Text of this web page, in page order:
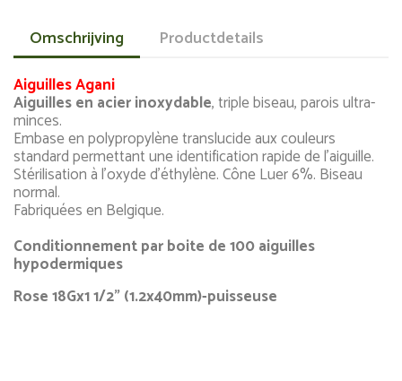
Omschrijving Productdetails
Aiguilles Agani
Aiguilles en acier inoxydable, triple biseau, parois ultra-
minces.
Embase en polypropylène translucide aux couleurs
standard permettant une identification rapide de l'aiguille.
Stérilisation à l'oxyde d'éthylène. Cône Luer 6%. Biseau
normal.
Fabriquées en Belgique.
Conditionnement par boite de 100 aiguilles
hypodermiques
Rose 18Gx1 1/2" (1.2x40mm)-puisseuse